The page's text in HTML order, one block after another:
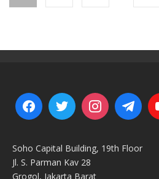
Soho Capital Building, 19th Floor
Jl. S. Parman Kav 28
Grogol, Jakarta Barat